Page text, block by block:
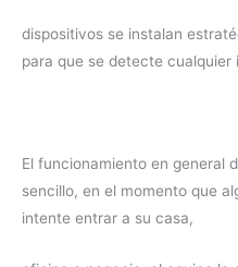
dispositivos se instalan
para que se detecte cualquier
El funcionamiento en general
sencillo, en el momento que
intente entrar a su casa,